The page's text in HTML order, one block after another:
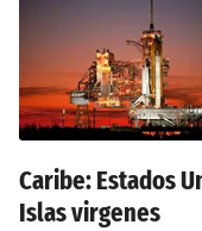
Caribe: Estados
Islas virgenes